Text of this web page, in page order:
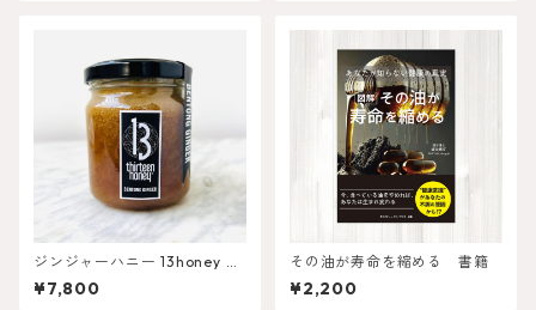
ジンジャーハニー 13honey 25
0g
¥7,800
その油が寿命を縮める 書籍
¥2,200